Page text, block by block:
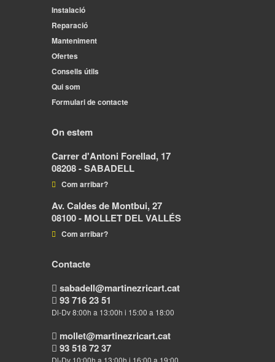
Instalació
Reparació
Manteniment
Ofertes
Consells útils
Qui som
Formulari de contacte
On estem
Carrer d'Antoni Forellad, 17
08208 - SABADELL
Com arribar?
Av. Caldes de Montbui, 27
08100 - MOLLET DEL VALLÉS
Com arribar?
Contacte
sabadell@martinezricart.cat
93 716 23 51
Dl-Dv 8:00h a 13:00h i 15:00 a 18:00
mollet@martinezricart.cat
93 518 72 37